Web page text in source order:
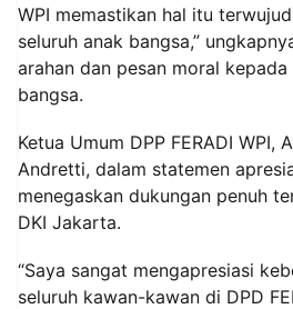
WPI memastikan hal itu
seluruh anak bangsa,”
arahan dan pesan moral kepada
bangsa.
Ketua Umum DPP FERADI WPI,
Andretti, dalam statemen
menegaskan dukungan penuh
DKI Jakarta.
“Saya sangat mengapresiasi
seluruh kawan-kawan di DPD